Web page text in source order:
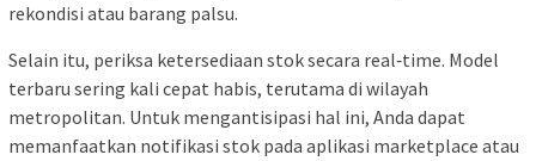
rekondisi atau barang palsu.
Selain itu, periksa ketersediaan stok secara real‑time. Model
terbaru sering kali cepat habis, terutama di wilayah
metropolitan. Untuk mengantisipasi hal ini, Anda dapat
memanfaatkan notifikasi stok pada aplikasi marketplace atau